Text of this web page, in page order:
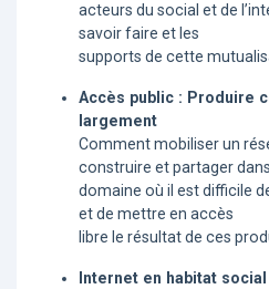
acteurs du social et de
savoir faire et les
supports de cette
Accès public : Produire
largement
Comment mobiliser un
construire et partager
domaine où il est difficile
et de mettre en accès
libre le résultat de ces
Internet en habitat